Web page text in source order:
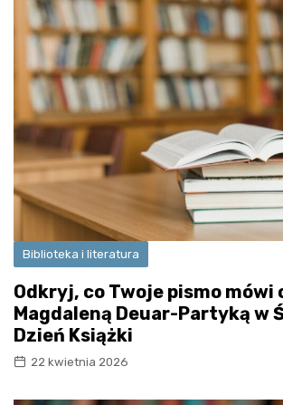
Biblioteka i literatura
Odkryj, co Twoje pismo mówi
Magdaleną Deuar-Partyką w
Dzień Książki
22 kwietnia 2026